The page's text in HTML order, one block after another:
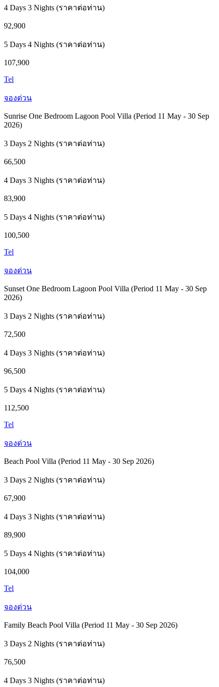
4 Days 3 Nights (ราคาต่อท่าน)
92,900
5 Days 4 Nights (ราคาต่อท่าน)
107,900
Tel
จองด่วน
Sunrise One Bedroom Lagoon Pool Villa (Period 11 May - 30 Sep
2026)
3 Days 2 Nights (ราคาต่อท่าน)
66,500
4 Days 3 Nights (ราคาต่อท่าน)
83,900
5 Days 4 Nights (ราคาต่อท่าน)
100,500
Tel
จองด่วน
Sunset One Bedroom Lagoon Pool Villa (Period 11 May - 30 Sep
2026)
3 Days 2 Nights (ราคาต่อท่าน)
72,500
4 Days 3 Nights (ราคาต่อท่าน)
96,500
5 Days 4 Nights (ราคาต่อท่าน)
112,500
Tel
จองด่วน
Beach Pool Villa (Period 11 May - 30 Sep 2026)
3 Days 2 Nights (ราคาต่อท่าน)
67,900
4 Days 3 Nights (ราคาต่อท่าน)
89,900
5 Days 4 Nights (ราคาต่อท่าน)
104,000
Tel
จองด่วน
Family Beach Pool Villa (Period 11 May - 30 Sep 2026)
3 Days 2 Nights (ราคาต่อท่าน)
76,500
4 Days 3 Nights (ราคาต่อท่าน)